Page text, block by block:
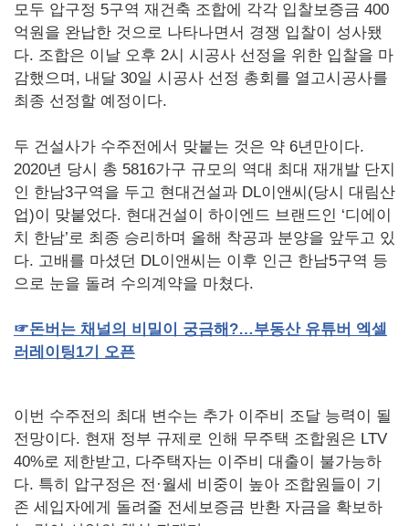
모두 압구정 5구역 재건축 조합에 각각 입찰보증금 400
억원을 완납한 것으로 나타나면서 경쟁 입찰이 성사됐
다. 조합은 이날 오후 2시 시공사 선정을 위한 입찰을 마
감했으며, 내달 30일 시공사 선정 총회를 열고시공사를
최종 선정할 예정이다.
두 건설사가 수주전에서 맞붙는 것은 약 6년만이다.
2020년 당시 총 5816가구 규모의 역대 최대 재개발 단지
인 한남3구역을 두고 현대건설과 DL이앤씨(당시 대림산
업)이 맞붙었다. 현대건설이 하이엔드 브랜드인 ‘디에이
치 한남’로 최종 승리하며 올해 착공과 분양을 앞두고 있
다. 고배를 마셨던 DL이앤씨는 이후 인근 한남5구역 등
으로 눈을 돌려 수의계약을 마쳤다.
☞돈버는 채널의 비밀이 궁금해 ?…부동산 유튜버 엑셀
러레이팅1기 오픈
이번 수주전의 최대 변수는 추가 이주비 조달 능력이 될
전망이다. 현재 정부 규제로 인해 무주택 조합원은 LTV
40%로 제한받고, 다주택자는 이주비 대출이 불가능하
다. 특히 압구정은 전·월세 비중이 높아 조합원들이 기
존 세입자에게 돌려줄 전세보증금 반환 자금을 확보하